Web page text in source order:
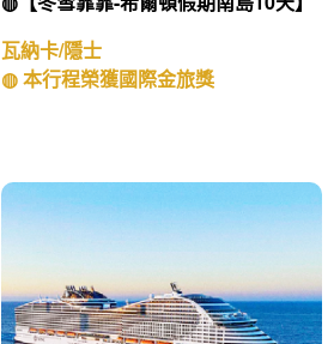
瓦納卡/隱士
◍ 本行程榮獲國際金旅獎